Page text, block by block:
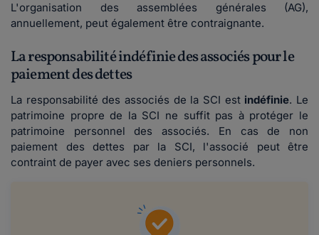
L'organisation des assemblées générales (AG),
annuellement, peut également être contraignante.
La responsabilité indéfinie des associés pour le
paiement des dettes
La responsabilité des associés de la SCI est indéfinie. Le
patrimoine propre de la SCI ne suffit pas à protéger le
patrimoine personnel des associés. En cas de non
paiement des dettes par la SCI, l'associé peut être
contraint de payer avec ses deniers personnels.